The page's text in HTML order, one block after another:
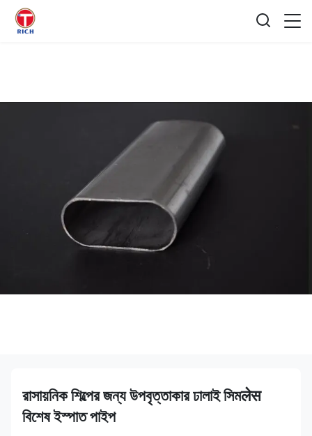
রাসায়নিক শিল্পের জন্য উপবৃত্তাকার ঢালাই সিমलेस
বিশেষ ইস্পাত পাইপ